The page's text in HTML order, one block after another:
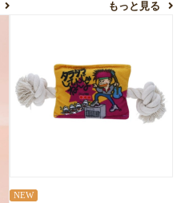
もっと見る
NEW